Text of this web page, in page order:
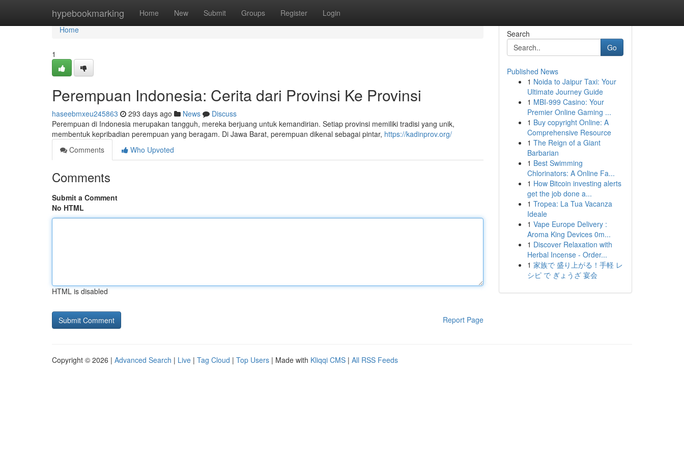
hypebookmarking Home New Submit Groups Register Login
Home
Home
1
Perempuan Indonesia: Cerita dari Provinsi Ke Provinsi
haseebmxeu245863 293 days ago News
Discuss
Perempuan di Indonesia merupakan tangguh, mereka berjuang untuk kemandirian. Setiap provinsi memiliki tradisi yang unik,
membentuk kepribadian perempuan yang beragam. Di Jawa Barat, perempuan dikenal sebagai pintar, https://kadinprov.org/
Comments
Who Upvoted
Comments
Submit a Comment
No HTML
HTML is disabled
Report Page
Search
Go
Published News
1 Noida to Jaipur Taxi: Your
Ultimate Journey Guide
1 MBI-999 Casino: Your
Premier Online Gaming ...
1 Buy copyright Online: A
Comprehensive Resource
1 The Reign of a Giant
Barbarian
1 Best Swimming
Chlorinators: A Online Fa...
1 How Bitcoin investing alerts
get the job done a...
1 Tropea: La Tua Vacanza
Ideale
1 Vape Europe Delivery :
Aroma King Devices 0m...
1 Discover Relaxation with
Herbal Incense - Order...
1 家族で 盛り上がる！手軽 レ
シピ で ぎょうざ 宴会
Copyright © 2026 | Advanced Search | Live | Tag Cloud | Top Users | Made with Kliqqi CMS | All RSS Feeds